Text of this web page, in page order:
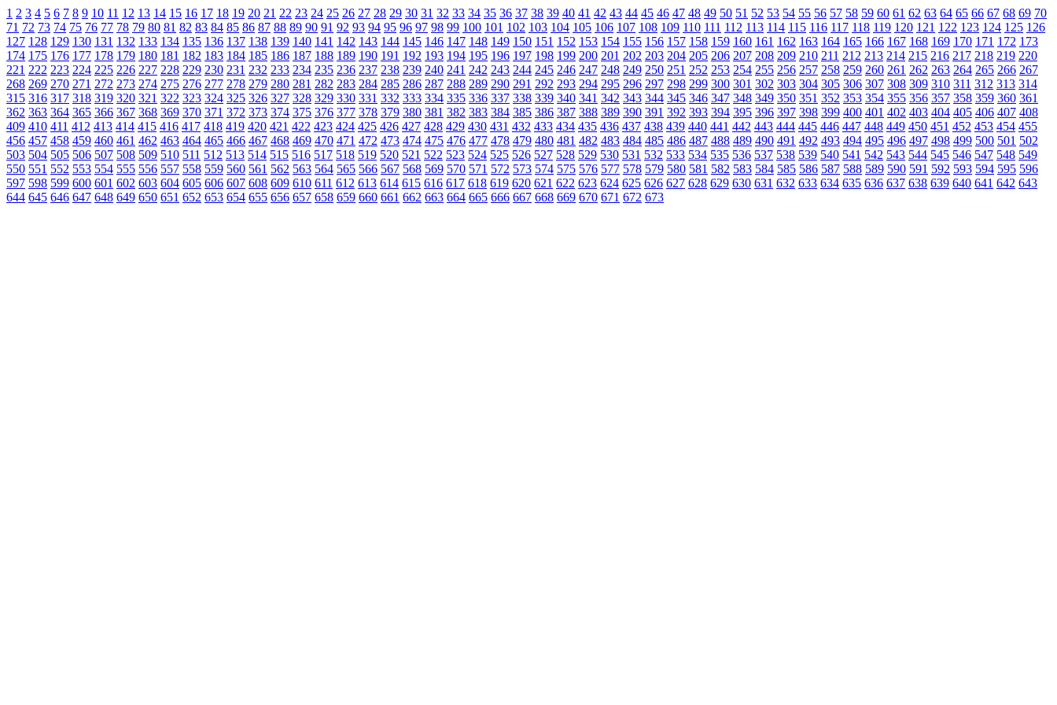
1 2 3 4 5 6 7 8 9 10 11 12 13 14 15 16 17 18 19 20 21 22 23 24 25 26 27 28 29 30 31 32 33 34 35 36 37 38 39 40 41 42 43 44 45 46 47 48 49 50 51 52 53 54 55 56 57 58 59 60 61 62 63 64 65 66 67 68 69 70
71 72 73 74 75 76 77 78 79 80 81 82 83 84 85 86 87 88 89 90 91 92 93 94 95 96 97 98 99 100 101 102 103 104 105 106 107 108 109 110 111 112 113 114 115 116 117 118 119 120 121 122 123 124 125 126
127 128 129 130 131 132 133 134 135 136 137 138 139 140 141 142 143 144 145 146 147 148 149 150 151 152 153 154 155 156 157 158 159 160 161 162 163 164 165 166 167 168 169 170 171 172 173
174 175 176 177 178 179 180 181 182 183 184 185 186 187 188 189 190 191 192 193 194 195 196 197 198 199 200 201 202 203 204 205 206 207 208 209 210 211 212 213 214 215 216 217 218 219 220
221 222 223 224 225 226 227 228 229 230 231 232 233 234 235 236 237 238 239 240 241 242 243 244 245 246 247 248 249 250 251 252 253 254 255 256 257 258 259 260 261 262 263 264 265 266 267
268 269 270 271 272 273 274 275 276 277 278 279 280 281 282 283 284 285 286 287 288 289 290 291 292 293 294 295 296 297 298 299 300 301 302 303 304 305 306 307 308 309 310 311 312 313 314
315 316 317 318 319 320 321 322 323 324 325 326 327 328 329 330 331 332 333 334 335 336 337 338 339 340 341 342 343 344 345 346 347 348 349 350 351 352 353 354 355 356 357 358 359 360 361
362 363 364 365 366 367 368 369 370 371 372 373 374 375 376 377 378 379 380 381 382 383 384 385 386 387 388 389 390 391 392 393 394 395 396 397 398 399 400 401 402 403 404 405 406 407 408
409 410 411 412 413 414 415 416 417 418 419 420 421 422 423 424 425 426 427 428 429 430 431 432 433 434 435 436 437 438 439 440 441 442 443 444 445 446 447 448 449 450 451 452 453 454 455
456 457 458 459 460 461 462 463 464 465 466 467 468 469 470 471 472 473 474 475 476 477 478 479 480 481 482 483 484 485 486 487 488 489 490 491 492 493 494 495 496 497 498 499 500 501 502
503 504 505 506 507 508 509 510 511 512 513 514 515 516 517 518 519 520 521 522 523 524 525 526 527 528 529 530 531 532 533 534 535 536 537 538 539 540 541 542 543 544 545 546 547 548 549
550 551 552 553 554 555 556 557 558 559 560 561 562 563 564 565 566 567 568 569 570 571 572 573 574 575 576 577 578 579 580 581 582 583 584 585 586 587 588 589 590 591 592 593 594 595 596
597 598 599 600 601 602 603 604 605 606 607 608 609 610 611 612 613 614 615 616 617 618 619 620 621 622 623 624 625 626 627 628 629 630 631 632 633 634 635 636 637 638 639 640 641 642 643
644 645 646 647 648 649 650 651 652 653 654 655 656 657 658 659 660 661 662 663 664 665 666 667 668 669 670 671 672 673